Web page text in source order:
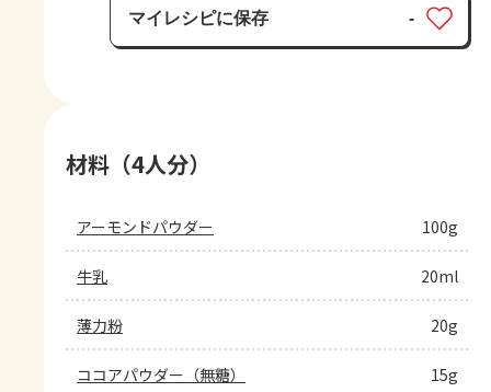
マイレシピに保存
保存済み
-
材料（4人分）
アーモンドパウダー 100g
牛乳 20ml
薄力粉 20g
ココアパウダー（無糖） 15g